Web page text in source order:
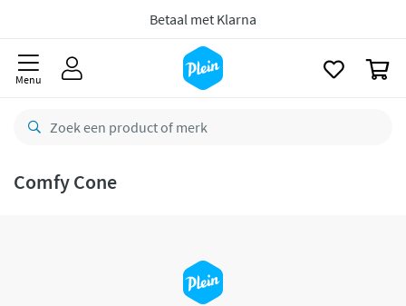
Betaal met Klarna
Menu
Comfy Cone